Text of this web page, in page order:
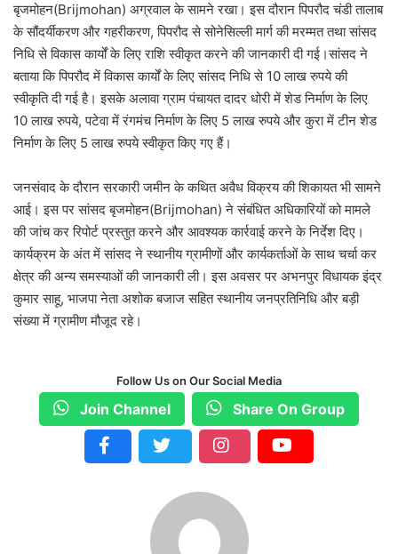
बृजमोहन(Brijmohan) अग्रवाल के सामने रखा। इस दौरान पिपरौद चंडी तालाब
के सौंदर्यीकरण और गहरीकरण, पिपरौद से सोनेसिल्ली मार्ग की मरम्मत तथा सांसद
निधि से विकास कार्यों के लिए राशि स्वीकृत करने की जानकारी दी गई।सांसद ने
बताया कि पिपरौद में विकास कार्यों के लिए सांसद निधि से 10 लाख रुपये की
स्वीकृति दी गई है। इसके अलावा ग्राम पंचायत दादर धोरी में शेड निर्माण के लिए
10 लाख रुपये, पटेवा में रंगमंच निर्माण के लिए 5 लाख रुपये और कुरा में टीन शेड
निर्माण के लिए 5 लाख रुपये स्वीकृत किए गए हैं।
जनसंवाद के दौरान सरकारी जमीन के कथित अवैध विक्रय की शिकायत भी सामने
आई। इस पर सांसद बृजमोहन(Brijmohan) ने संबंधित अधिकारियों को मामले
की जांच कर रिपोर्ट प्रस्तुत करने और आवश्यक कार्रवाई करने के निर्देश दिए।
कार्यक्रम के अंत में सांसद ने स्थानीय ग्रामीणों और कार्यकर्ताओं के साथ चर्चा कर
क्षेत्र की अन्य समस्याओं की जानकारी ली। इस अवसर पर अभनपुर विधायक इंद्र
कुमार साहू, भाजपा नेता अशोक बजाज सहित स्थानीय जनप्रतिनिधि और बड़ी
संख्या में ग्रामीण मौजूद रहे।
Follow Us on Our Social Media
Join Channel Share On Group